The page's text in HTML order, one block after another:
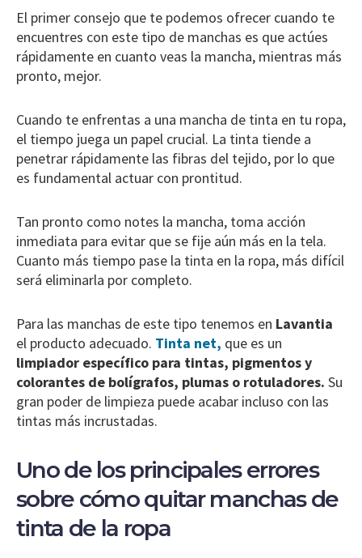
El primer consejo que te podemos ofrecer cuando te
encuentres con este tipo de manchas es que actúes
rápidamente en cuanto veas la mancha, mientras más
pronto, mejor.
Cuando te enfrentas a una mancha de tinta en tu ropa,
el tiempo juega un papel crucial. La tinta tiende a
penetrar rápidamente las fibras del tejido, por lo que
es fundamental actuar con prontitud.
Tan pronto como notes la mancha, toma acción
inmediata para evitar que se fije aún más en la tela.
Cuanto más tiempo pase la tinta en la ropa, más difícil
será eliminarla por completo.
Para las manchas de este tipo tenemos en Lavantia
el producto adecuado. Tinta net, que es un
limpiador específico para tintas, pigmentos y
colorantes de bolígrafos, plumas o rotuladores. Su
gran poder de limpieza puede acabar incluso con las
tintas más incrustadas.
Uno de los principales errores
sobre cómo quitar manchas de
tinta de la ropa